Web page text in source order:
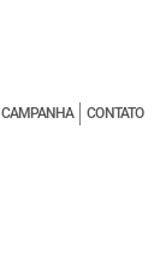
CAMPANHA CONTATO